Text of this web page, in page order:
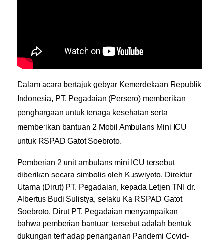
Dalam acara bertajuk gebyar Kemerdekaan Republik
Indonesia, PT. Pegadaian (Persero) memberikan
penghargaan untuk tenaga kesehatan serta
memberikan bantuan 2 Mobil Ambulans Mini ICU
untuk RSPAD Gatot Soebroto.
Pemberian 2 unit ambulans mini ICU tersebut
diberikan secara simbolis oleh Kuswiyoto, Direktur
Utama (Dirut) PT. Pegadaian, kepada Letjen TNI dr.
Albertus Budi Sulistya, selaku Ka RSPAD Gatot
Soebroto. Dirut PT. Pegadaian menyampaikan
bahwa pemberian bantuan tersebut adalah bentuk
dukungan terhadap penanganan Pandemi Covid-